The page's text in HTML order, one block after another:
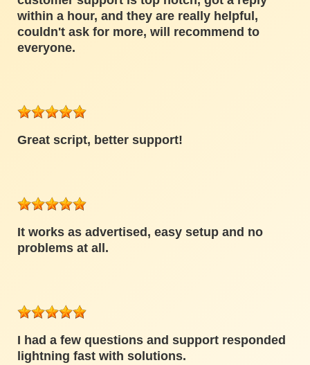
within a hour, and they are really helpful,
couldn't ask for more, will recommend to
everyone.
Great script, better support!
It works as advertised, easy setup and no
problems at all.
I had a few questions and support responded
lightning fast with solutions.